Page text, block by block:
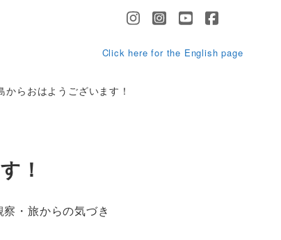
Click here for the English page
からおはようございます！
！
察・旅からの気づき